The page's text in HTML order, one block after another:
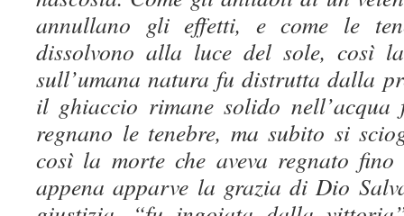
annullano gli effetti, e come le
dissolvono alla luce del sole, così
sull’umana natura fu distrutta dalla
il ghiaccio rimane solido
regnano le tenebre, ma subito si
così la morte che aveva regnato
appena apparve la grazia di Dio